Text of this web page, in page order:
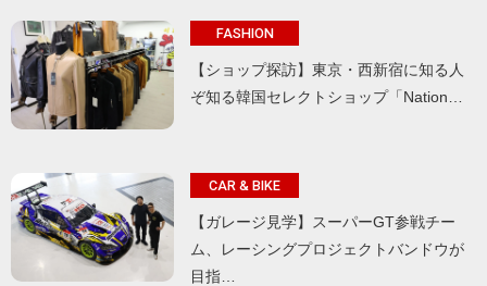
FASHION
【ショップ探訪】東京・西新宿に知る人
ぞ知る韓国セレクトショップ「Nation…
CAR & BIKE
【ガレージ見学】スーパーGT参戦チー
ム、レーシングプロジェクトバンドウが
目指…